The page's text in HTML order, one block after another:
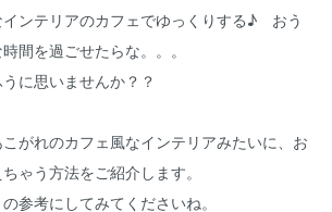
アのカフェでゆっくりする♪ おう
間を過ごせたらな。。。
いませんか？？
がれのカフェ風なインテリアみたいに、お
ゃう方法をご紹介します。
参考にしてみてくださいね。